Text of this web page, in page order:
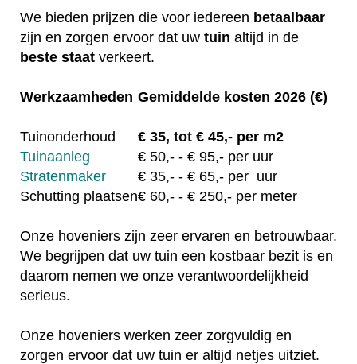
We bieden prijzen die voor iedereen betaalbaar
zijn en zorgen ervoor dat uw tuin altijd in de
beste staat verkeert.
Werkzaamheden Gemiddelde kosten 2026 (€)
Tuinonderhoud € 35, tot € 45,- per m2
Tuinaanleg
€ 50,- - € 95,- per uur
Stratenmaker
€ 35,- - € 65,- per uur
Schutting plaatsen€ 60,- - € 250,- per meter
Onze hoveniers zijn zeer ervaren en betrouwbaar.
We begrijpen dat uw tuin een kostbaar bezit is en
daarom nemen we onze verantwoordelijkheid
serieus.
Onze hoveniers werken zeer zorgvuldig en
zorgen ervoor dat uw tuin er altijd netjes uitziet.